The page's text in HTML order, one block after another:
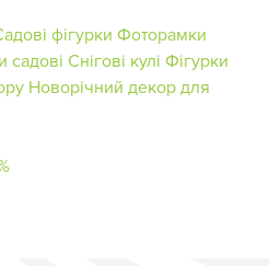
фігурки Фоторамки
садові Снігові кулі Фігурки
Новорічний декор для